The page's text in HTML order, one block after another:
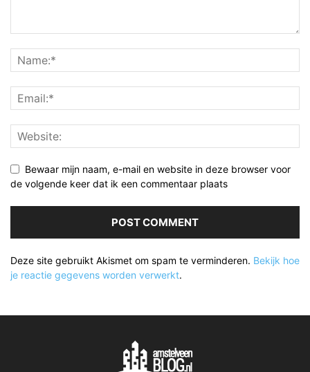
Bewaar mijn naam, e-mail en website in deze browser voor
de volgende keer dat ik een commentaar plaats
Deze site gebruikt Akismet om spam te verminderen. Bekijk hoe
je reactie gegevens worden verwerkt.